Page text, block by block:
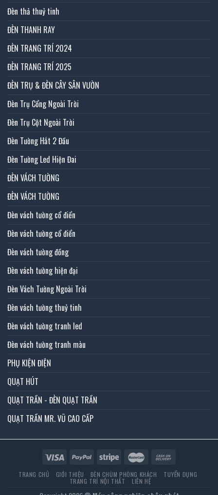
Đèn thả thuỷ tinh
ĐÈN THANH RAY
ĐÈN TRANG TRÍ 2024
ĐÈN TRANG TRÍ 2025
ĐÈN TRỤ & ĐÈN CÂY SÂN VƯỜN
Đèn Trụ Cổng Ngoài Trời
Đèn Trụ Cột Ngoài Trời
Đèn Tường Hắt 2 Đầu
Đèn Tường Led Hiện Đai
ĐÈN VÁCH TƯỜNG
ĐÈN VÁCH TƯỜNG
Đèn vách tường cổ điển
Đèn vách tường cổ điển
Đèn vách tường đồng
Đèn vách tường hiện đại
Đèn Vách Tường Ngoài Trời
Đèn vách tường thuỷ tinh
Đèn vách tường tranh led
Đèn vách tường tranh màu
PHỤ KIỆN ĐIỆN
QUẠT HÚT
QUẠT TRẦN - ĐÈN QUẠT TRẦN
QUẠT TRẦN MR. VŨ CAO CẤP
TRANG CHỦ GIỚI THIỆU ĐÈN CHÙM PHÒNG KHÁCH TUYỂN DỤNG
TRANG TRÍ NỘI THẤT LIÊN HỆ